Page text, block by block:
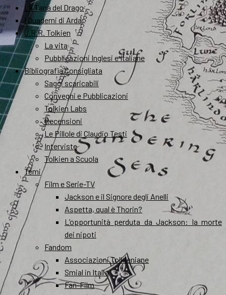
La Tana del Drago
I Quaderni di Arda
J.R.R. Tolkien
La vita
Pubblicazioni Inglesi e Italiane
Bibliografia Consigliata
Saggi scaricabili
Convegni e Pubblicazioni
Tolkien Labs
Recensioni
Le Pillole di Claudio Testi
Interviste
Tolkien a Scuola
Temi
Film e Serie-TV
Jackson e il Signore degli Anelli
Aspetta, qual è Thorin?
L’opportunità perduta da Jackson: la morte
dei nipoti
Fandom
Associazioni Tolkieniane
Smial in Italia
Fan-Film